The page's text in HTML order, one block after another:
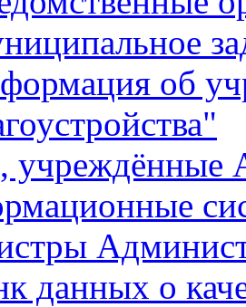
об
данных о